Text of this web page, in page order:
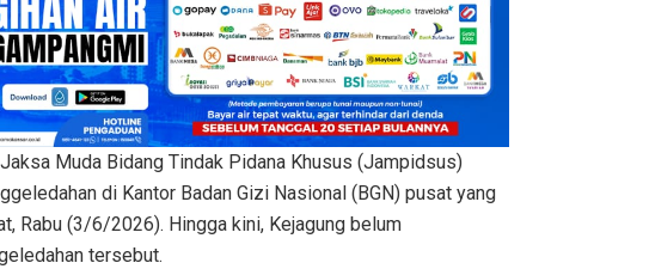
Muda Bidang Tindak Pidana Khusus (Jampidsus)
di Kantor Badan Gizi Nasional (BGN) pusat yang
Rabu (3/6/2026). Hingga kini, Kejagung belum
tersebut.